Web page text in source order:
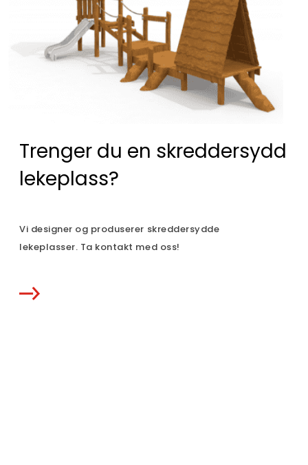
Trenger du en skreddersydd
lekeplass?
Vi designer og produserer skreddersydde
lekeplasser. Ta kontakt med oss!